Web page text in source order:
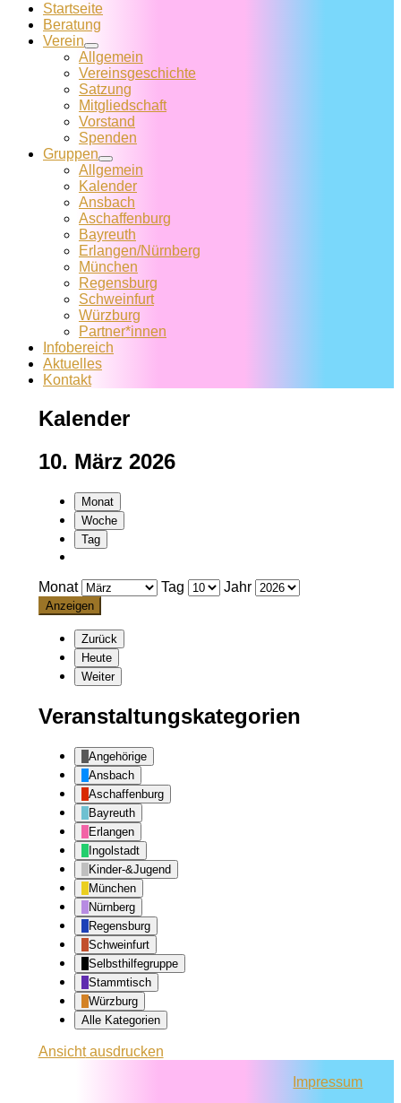
Startseite
Beratung
Verein
Allgemein
Vereins­geschichte
Satzung
Mitglied­schaft
Vorstand
Spenden
Gruppen
Allgemein
Kalender
Ansbach
Aschaffenburg
Bayreuth
Erlangen/Nürnberg
München
Regensburg
Schweinfurt
Würzburg
Partner*innen
Infobereich
Aktuelles
Kontakt
Kalender
10. März 2026
Monat
Woche
Tag
Monat Tag Jahr
Zurück
Heute
Weiter
Veranstaltungskategorien
Angehörige
Ansbach
Aschaffenburg
Bayreuth
Erlangen
Ingolstadt
Kinder-&Jugend
München
Nürnberg
Regensburg
Schweinfurt
Selbsthilfegruppe
Stammtisch
Würzburg
Alle Kategorien
Ansichtausdrucken
Impressum